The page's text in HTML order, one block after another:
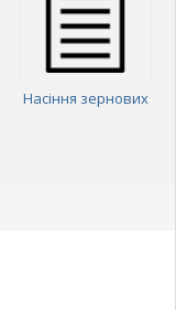
Насіння зернових